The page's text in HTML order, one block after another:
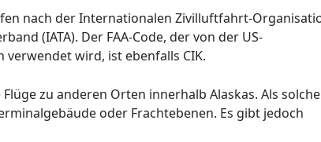
nach der Internationalen Zivilluftfahrt-
(IATA). Der FAA-Code, der von der US-
wird, ist ebenfalls CIK.
zu anderen Orten innerhalb Alaskas. Als
oder Frachtebenen. Es gibt jedoch